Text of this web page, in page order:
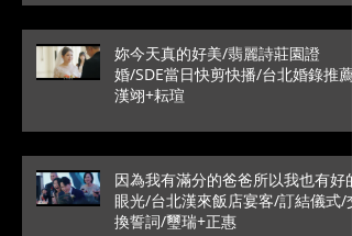
妳今天真的好美/翡麗詩莊園證
婚/SDE當日快剪快播/台北婚錄推薦/
漢翊+耘瑄
因為我有滿分的爸爸所以我也有好的
眼光/台北漢來飯店宴客/訂結儀式/交
換誓詞/璽瑞+正惠